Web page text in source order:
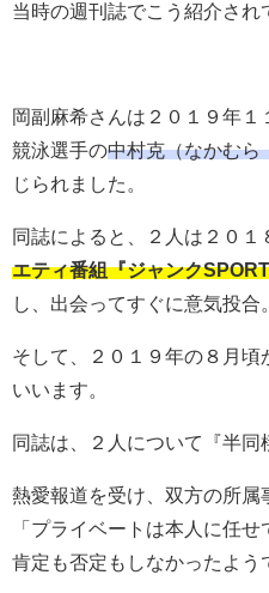
当時の週刊誌でこう紹介され
岡副麻希さんは２０１９年
競泳選手の中村克（なかむら
じられました。
同誌によると、２人は２０１
エティ番組『ジャンク
し、出会ってすぐに意気投合。
そして、２０１９年の８月頃
いいます。
同誌は、２人について『半同
熱愛報道を受け、双方の所属
「プライベートは本人に任
肯定も否定もしなかったよう